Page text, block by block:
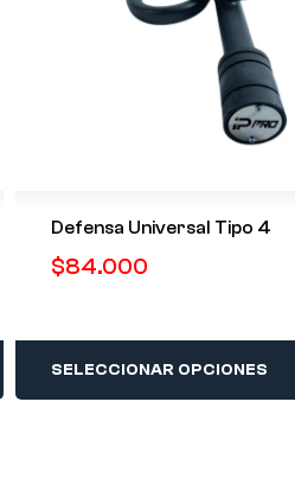
Defensa Universal Tipo 4
$84.000
SELECCIONAR OPCIONES